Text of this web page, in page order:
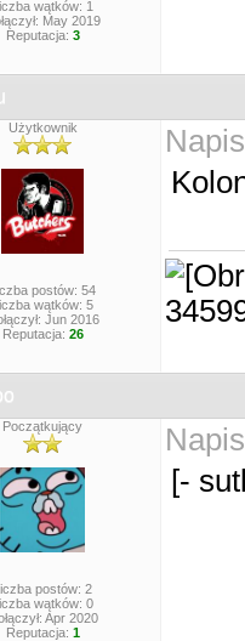
wątków: 1
May 2019
Reputacja: 3
Użytkownik
postów: 54
wątków: 5
Jun 2016
Reputacja: 26
Początkujący
postów: 2
wątków: 0
Apr 2020
Reputacja: 1
[-